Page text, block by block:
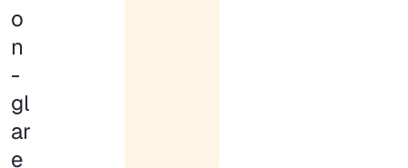
o
n
-
gl
ar
e